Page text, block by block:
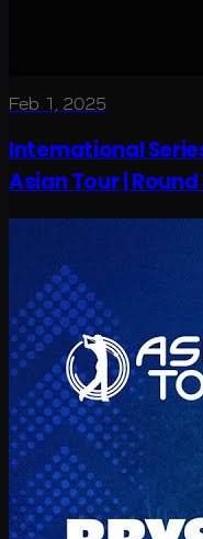
Feb 1, 2025
International
Asian Tour |